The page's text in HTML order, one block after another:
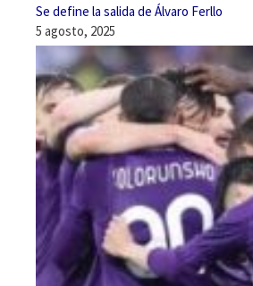
Se define la salida de Álvaro Ferllo
5 agosto, 2025